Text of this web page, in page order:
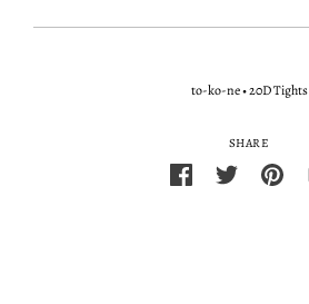
to-ko-ne•20D Tights
SHARE